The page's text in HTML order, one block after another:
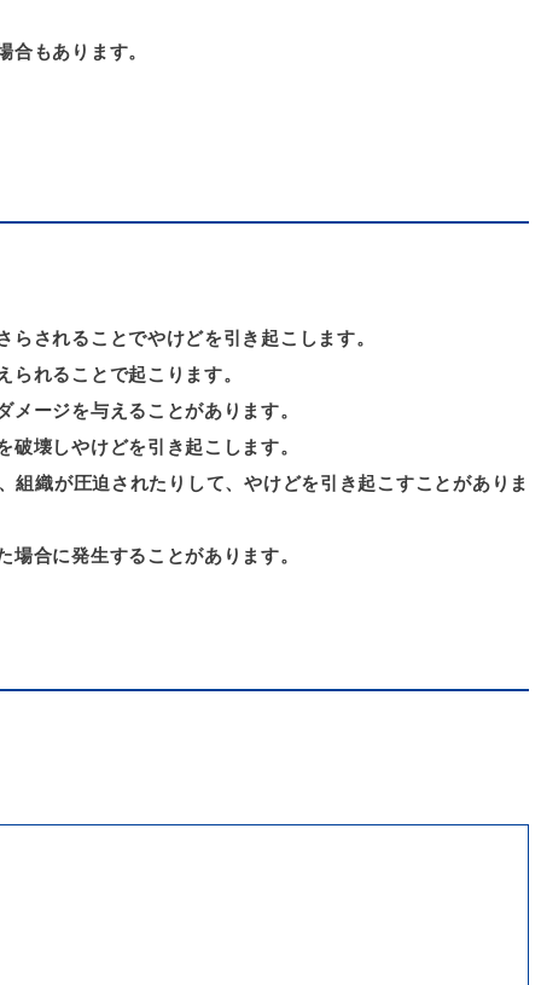
もあります。
されることでやけどを引き起こします。
れることで起こります。
ージを与えることがあります。
壊しやけどを引き起こします。
織が圧迫されたりして、やけどを引き起こすことがありま
合に発生することがあります。